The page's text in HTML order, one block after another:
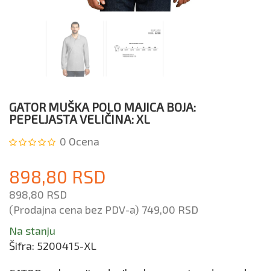
GATOR MUŠKA POLO MAJICA BOJA:
PEPELJASTA VELIČINA: XL
0 Ocena
898,80 RSD
898,80 RSD
(Prodajna cena bez PDV-a) 749,00 RSD
Na stanju
Šifra: 5200415-XL